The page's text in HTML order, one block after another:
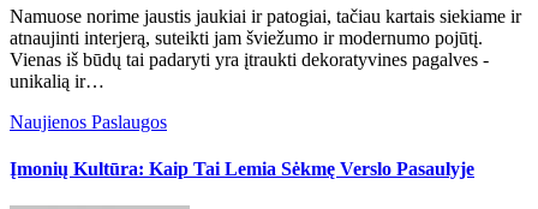
Namuose norime jaustis jaukiai ir patogiai, tačiau kartais siekiame ir
atnaujinti interjerą, suteikti jam šviežumo ir modernumo pojūtį.
Vienas iš būdų tai padaryti yra įtraukti dekoratyvines pagalves -
unikalią ir…
Naujienos Paslaugos
Įmonių Kultūra: Kaip Tai Lemia Sėkmę Verslo Pasaulyje